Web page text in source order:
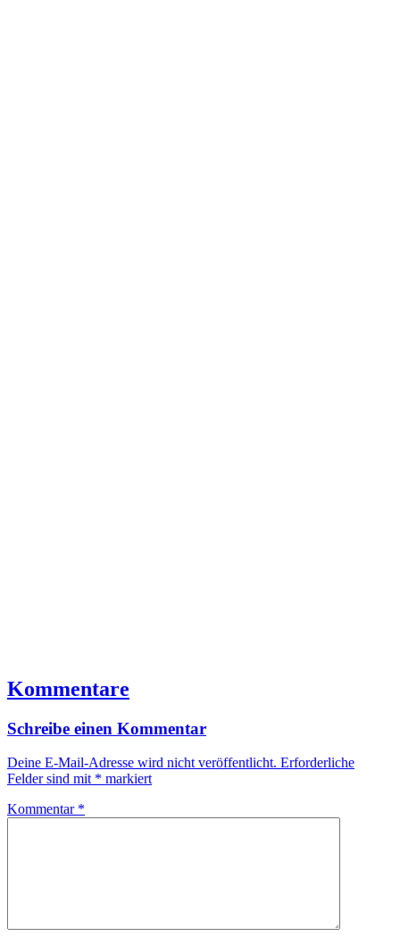
Kommentare
Schreibe einen Kommentar
Deine E-Mail-Adresse wird nicht veröffentlicht. Erforderliche
Felder sind mit * markiert
Kommentar *